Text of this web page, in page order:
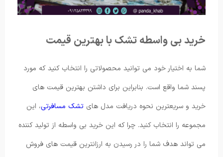
خرید بی واسطه تشک با بهترین قیمت
شما به اختیار خود می توانید محصولاتی را انتخاب کنید که مورد
پسند شما واقع است. بنابراین برای داشتن بهترین قیمت های
خرید و سریعترین نحوه دریافت مدل های تشک مسافرتی، این
مجموعه را انتخاب کنید. چرا که این خرید بی واسطه از تولید کننده
می تواند هدف شما را در رسیدن به ارزانترین قیمت های فروش